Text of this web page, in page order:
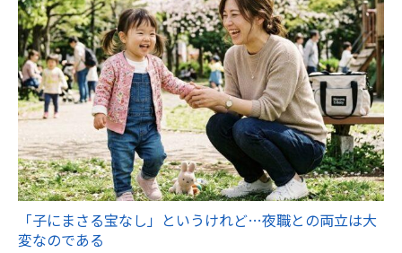
「子にまさる宝なし」というけれど…夜職との両立は大
変なのである